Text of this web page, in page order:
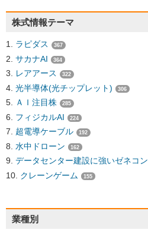
株式情報テーマ
ラピダス 367
サカナAI 364
レアアース 322
光半導体(光チップレット) 306
ＡＩ注目株 285
フィジカルAI 224
超電導ケーブル 192
水中ドローン 162
データセンター建設に強いゼネコン
クレーンゲーム 155
業種別